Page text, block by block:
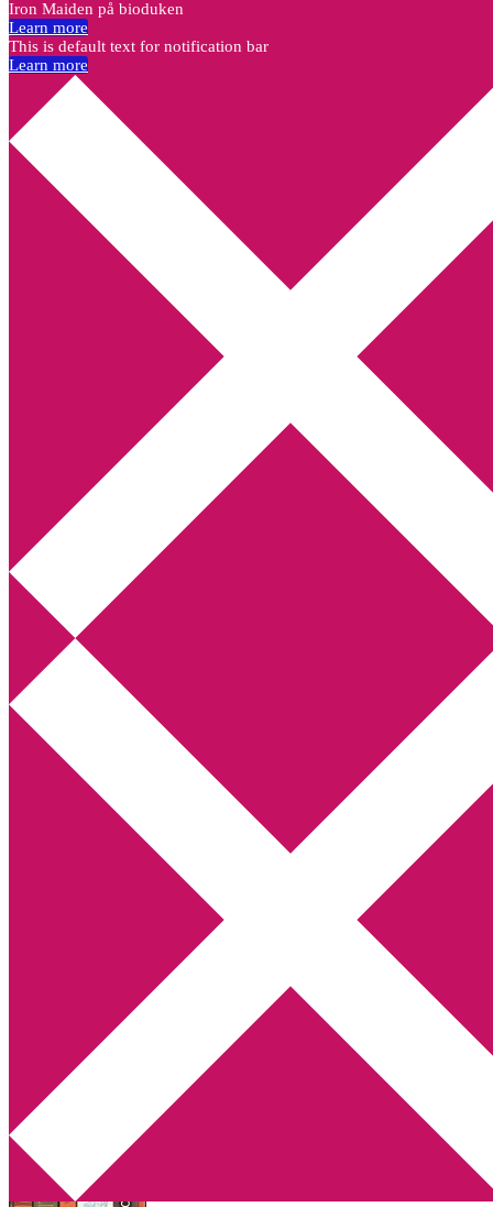
Annikas litteratur- och kulturblogg
Deckare, kriminalromaner, thrillers
Hem
Boktolva
Författarfemman
Kontakt
Webbshop Amazon
Utskriftscentralen
Min tv-blogg
You are here:Home Bokbloggsjerka Bokbloggsjerka 12 – 15 juli
Bokbloggsjerka 12 – 15 juli
2013-07-12 Annika
Iron Maiden på bioduken
Learn more
This is default text for notification bar
Learn more